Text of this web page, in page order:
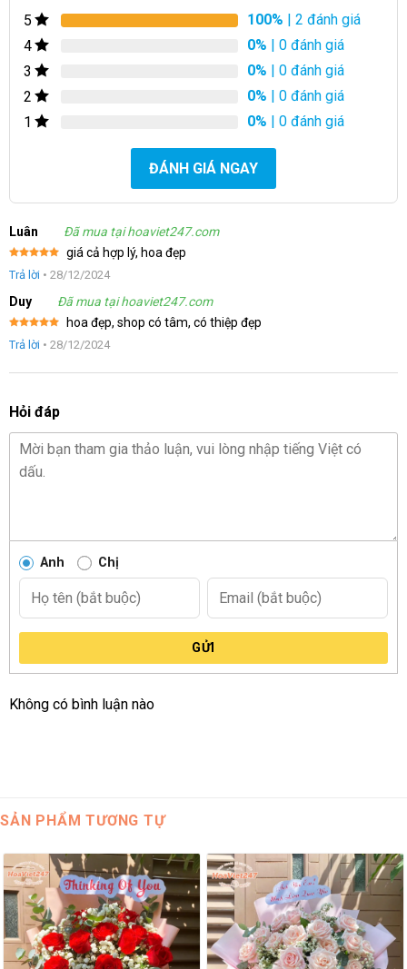
5 100% | 2 đánh giá
4
0% | 0 đánh giá
3
0% | 0 đánh giá
2
0% | 0 đánh giá
1
0% | 0 đánh giá
ĐÁNH GIÁ NGAY
Luân Đã mua tại hoaviet247.com
hạng5 5
giá cả hợp lý, hoa đẹp
Trả lời • 28/12/2024
Duy Đã mua tại hoaviet247.com
hạng5 5
hoa đẹp, shop có tâm, có thiệp đẹp
Trả lời • 28/12/2024
Hỏi đáp
Anh Chị
GỬI
Không có bình luận nào
SẢN PHẨM TƯƠNG TỰ